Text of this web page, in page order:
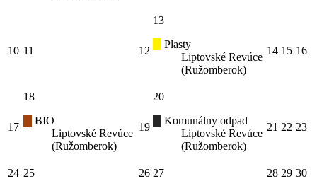
10 11 12
13
Plasty
Liptovské Revúce
(Ružomberok)
14 15 16
17
18
BIO
Liptovské Revúce
(Ružomberok)
19
20
Komunálny odpad
Liptovské Revúce
(Ružomberok)
21 22 23
24 25 26 27 28 29 30